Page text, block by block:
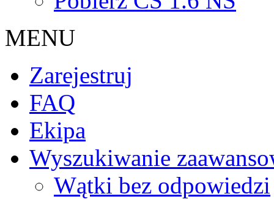
MENU
Zarejestruj
FAQ
Ekipa
Wyszukiwanie
Wątki bez odpowiedzi